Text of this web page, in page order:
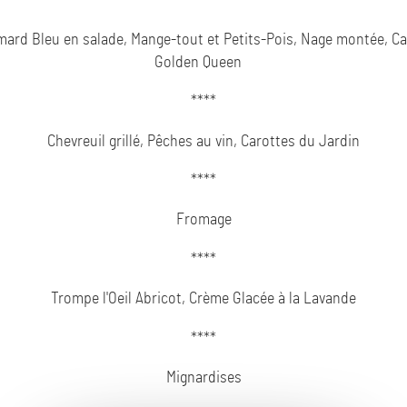
Bleu en salade, Mange-tout et Petits-Pois, Nage montée,
Golden Queen
****
Chevreuil grillé, Pêches au vin, Carottes du Jardin
****
Fromage
****
Trompe l'Oeil Abricot, Crème Glacée à la Lavande
****
Mignardises